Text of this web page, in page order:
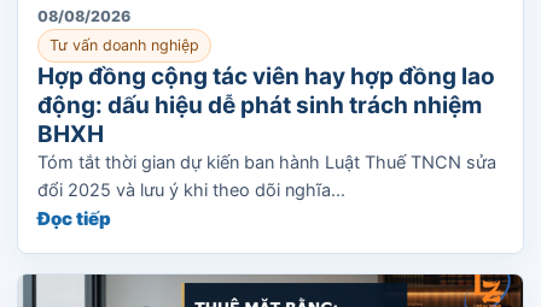
08/08/2026
Tư vấn doanh nghiệp
Hợp đồng cộng tác viên hay hợp đồng lao
động: dấu hiệu dễ phát sinh trách nhiệm
BHXH
Tóm tắt thời gian dự kiến ban hành Luật Thuế TNCN sửa
đổi 2025 và lưu ý khi theo dõi nghĩa...
Đọc tiếp